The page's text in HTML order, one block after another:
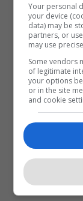
Your personal
your device
data) may be
partners, or
may use
Some vendors
of legitimate
your options
or in the site
and cookie